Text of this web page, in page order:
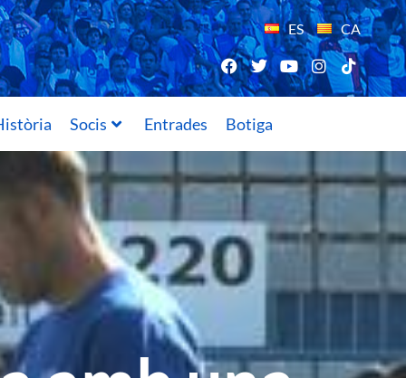
ES CA
Socis Entrades Botiga